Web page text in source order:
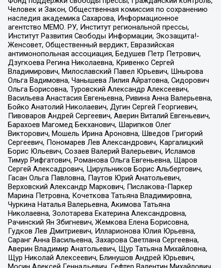
Человек и Закон, Общественная комиссия по сохранению
наследия академика Сахарова, Информационное
агентство МЕМО. РУ, Институт региональной прессы,
Институт Развития Свободы Информации, Экозащита!-
Женсовет, Общественный вердикт, Евразийская
антимонопольная ассоциация, Бедушев Петр Петрович,
Дзугкоева Регина Николаевна, Кривенко Сергей
Владимирович, Милославский Павел Юрьевич, Шнырова
Ольга Вадимовна, Чанышева Лилия Айратовна, Сидорович
Ольга Борисовна, Туровский Александр Алексеевич,
Васильева Анастасия Евгеньевна, Ривина Анна Валерьевна,
Бойко Анатолий Николаевич, Дугин Сергей Георгиевич,
Пивоваров Андрей Сергеевич, Аверин Виталий Евгеньевич,
Барахоев Магомед Бекханович, Шарипков Олег
Викторович, Мошель Ирина Ароновна, Шведов Григорий
Сергеевич, Пономарев Лев Александрович, Каргалицкий
Борис Юльевич, Созаев Валерий Валерьевич, Исламов
Тимур Рифгатович, Романова Ольга Евгеньевна, Щаров
Сергей Алексадрович, Цирульников Борис Альбертович,
Гасан Ольга Павловна, Паутов Юрий Анатольевич,
Верховский Александр Маркович, Пислакова-Паркер
Марина Петровна, Кочеткова Татьяна Владимировна,
Чуркина Наталья Валерьевна, Акимова Татьяна
Николаевна, Золотарева Екатерина Александровна,
Рачинский Ян Збигневич, Жемкова Елена Борисовна,
Гудков Лев Дмитриевич, Илларионова Юлия Юрьевна,
Саранг Анна Васильевна, Захарова Светлана Сергеевна,
Аверин Владимир Анатольевич, Щур Татьяна Михайловна,
Щур Николай Алексеевич, Блинушов Андрей Юрьевич,